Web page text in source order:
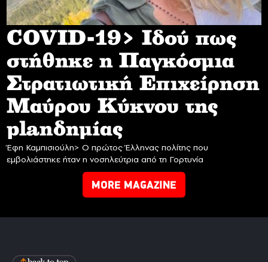
COVID-19> Iδού πως
στήθηκε η Παγκόσμια
Στρατιωτική Επιχείρηση
Mαύρου Κύκνου της
planδημίας
Έφη Καμπισιούλη> Ο πρώτος Έλληνας πολίτης που
εμβολιάστηκε ήταν η νοσηλεύτρια από τη Γορτυνία
MORE MAGAZINE